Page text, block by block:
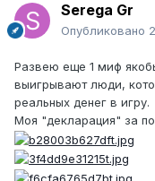
Serega Gr
Опубликовано
Развею еще 1 миф
выигрывают люди,
реальных денег в игру.
Моя "декларация" за